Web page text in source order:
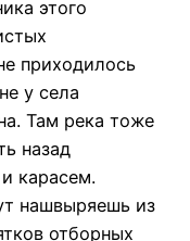
этого
приходилось
у села
Там река тоже
назад
карасем.
нашвыряешь из
отборных